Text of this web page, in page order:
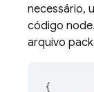
necessário,
código
arquivo
{